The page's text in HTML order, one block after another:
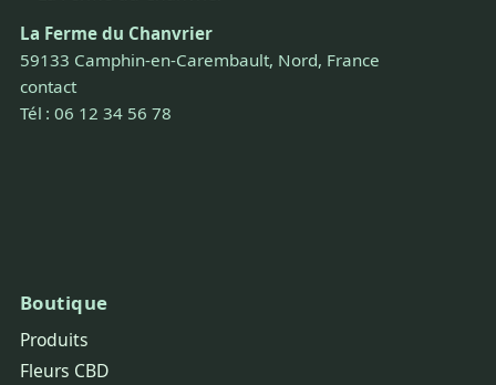
La Ferme du Chanvrier
59133 Camphin-en-Carembault, Nord, France
contact
Tél : 06 12 34 56 78
Boutique
Produits
Fleurs CBD